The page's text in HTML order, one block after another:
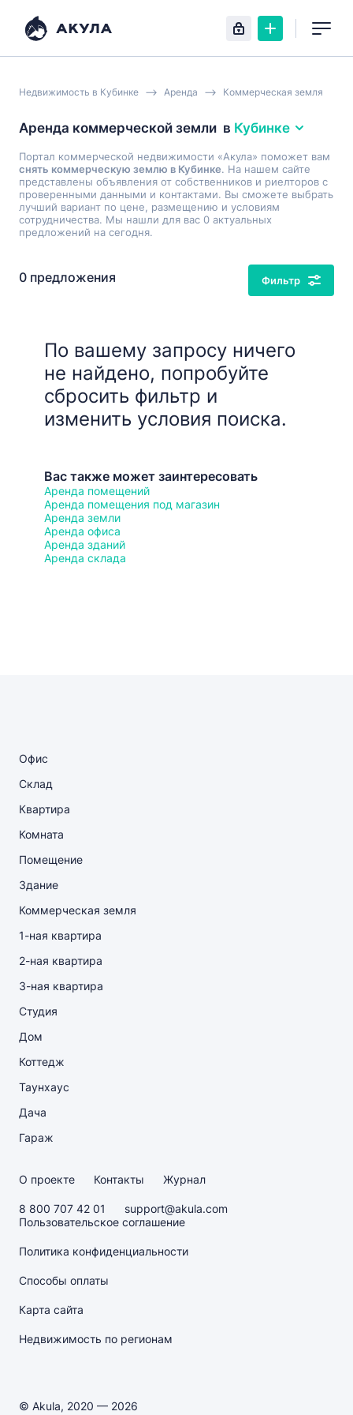
Недвижимость в Кубинке Аренда Коммерческая земля
Аренда коммерческой земли в Кубинке
Портал коммерческой недвижимости «Акула» поможет вам
снять коммерческую землю в Кубинке. На нашем сайте
представлены объявления от собственников и риелторов с
проверенными данными и контактами. Вы сможете выбрать
лучший вариант по цене, размещению и условиям
сотрудничества. Мы нашли для вас 0 актуальных
предложений на сегодня.
0 предложения Фильтр
По вашему запросу ничего
не найдено, попробуйте
сбросить фильтр и
изменить условия поиска.
Вас также может заинтересовать
Аренда помещений
Аренда помещения под магазин
Аренда земли
Аренда офиса
Аренда зданий
Аренда склада
Офис
Склад
Квартира
Комната
Помещение
Здание
Коммерческая земля
1-ная квартира
2-ная квартира
3-ная квартира
Студия
Дом
Коттедж
Таунхаус
Дача
Гараж
О проекте Контакты Журнал
8 800 707 42 01
support@akula.com
Пользовательское соглашение
Политика конфиденциальности
Способы оплаты
Карта сайта
Недвижимость по регионам
© Akula, 2020 — 2026